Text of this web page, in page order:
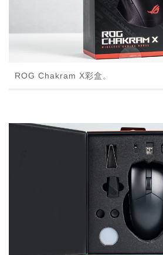
ROG Chakram X彩盒。